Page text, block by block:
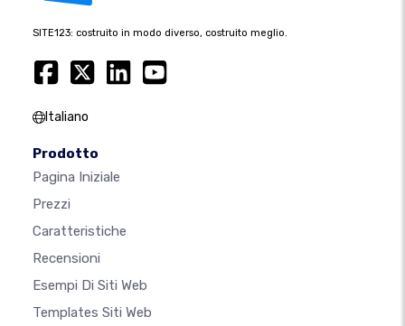
SITE123: costruito in modo diverso, costruito meglio.
Italiano
Prodotto
Pagina Iniziale
Prezzi
Caratteristiche
Recensioni
Esempi Di Siti Web
Templates Siti Web